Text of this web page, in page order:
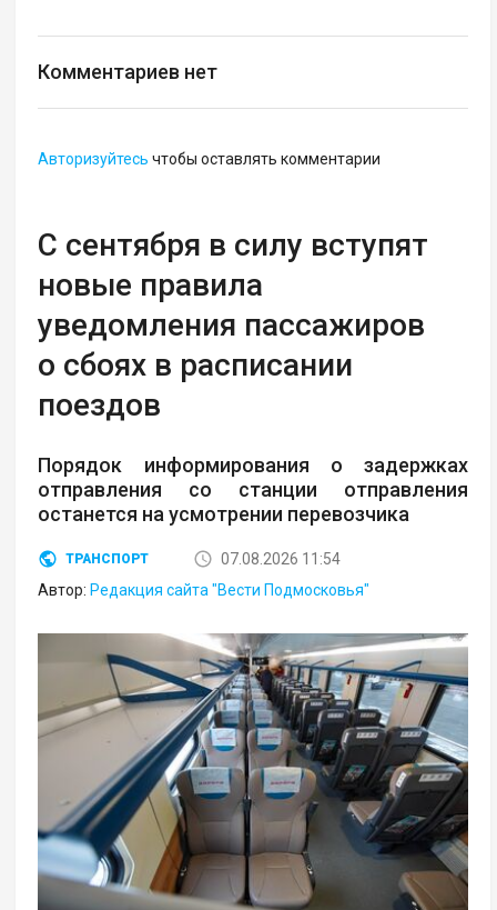
Комментариев нет
Авторизуйтесь чтобы оставлять комментарии
С сентября в силу вступят
новые правила
уведомления пассажиров
о сбоях в расписании
поездов
Порядок информирования о задержках
отправления со станции отправления
останется на усмотрении перевозчика
ТРАНСПОРТ
07.08.2026 11:54
Автор: Редакция сайта "Вести Подмосковья"